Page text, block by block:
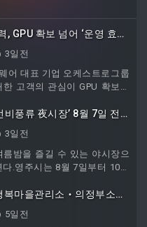
, GPU 확보 넘어 ‘운영 효
3일전
어 대표 기업 오케스트로그룹
고객의 관심이 GPU 확보에
케스트로가 최근 개최한 테크
에서는 기업과 공공기관
운영 과제를 중심으로 상담과
다. 특히 GPU 자원 배분과 응
한 추론 환경의 효과적인 운영
영 안정성을 높이려는 수요
으로 풀이된
비풍류 夜시장’ 8월 7일 전
3일전
름밤을 즐길 수 있는 야시장으
.영주시는 8월 7일부터 10월
, 먹거리와 공연, 체험이 어우
관광 콘텐츠를 선보인다이번
표 특산물을 활용한 먹거리와
복마을관리소‧의정부소방
에 소방안전시설 설치
5일전